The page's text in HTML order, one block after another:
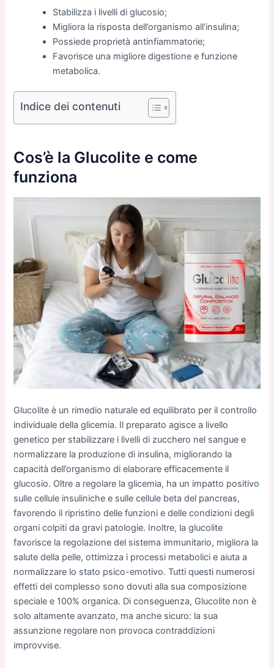
Stabilizza i livelli di glucosio;
Migliora la risposta dell’organismo all’insulina;
Possiede proprietà antinfiammatorie;
Favorisce una migliore digestione e funzione
metabolica.
Indice dei contenuti
Cos’è la Glucolite e come
funziona
Glucolite è un rimedio naturale ed equilibrato per il controllo
individuale della glicemia. Il preparato agisce a livello
genetico per stabilizzare i livelli di zucchero nel sangue e
normalizzare la produzione di insulina, migliorando la
capacità dell’organismo di elaborare efficacemente il
glucosio. Oltre a regolare la glicemia, ha un impatto positivo
sulle cellule insuliniche e sulle cellule beta del pancreas,
favorendo il ripristino delle funzioni e delle condizioni degli
organi colpiti da gravi patologie. Inoltre, la glucolite
favorisce la regolazione del sistema immunitario, migliora la
salute della pelle, ottimizza i processi metabolici e aiuta a
normalizzare lo stato psico-emotivo. Tutti questi numerosi
effetti del complesso sono dovuti alla sua composizione
speciale e 100% organica. Di conseguenza, Glucolite non è
solo altamente avanzato, ma anche sicuro: la sua
assunzione regolare non provoca contraddizioni
improvvise.